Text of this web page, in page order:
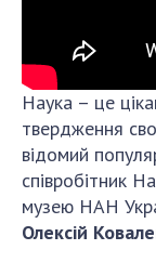
Установи
Ради,
Наукові
Громадські
Наука – це
твердження
відомий
співробітник
музею НАН
Олексій